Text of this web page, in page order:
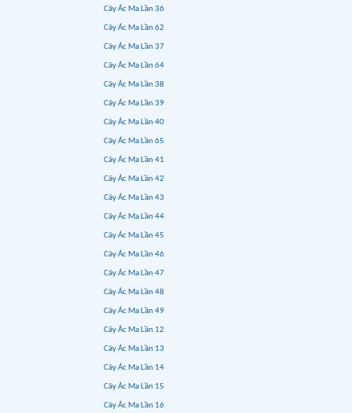
Cây Ác Ma Lần 36
Cây Ác Ma Lần 62
Cây Ác Ma Lần 37
Cây Ác Ma Lần 64
Cây Ác Ma Lần 38
Cây Ác Ma Lần 39
Cây Ác Ma Lần 40
Cây Ác Ma Lần 65
Cây Ác Ma Lần 41
Cây Ác Ma Lần 42
Cây Ác Ma Lần 43
Cây Ác Ma Lần 44
Cây Ác Ma Lần 45
Cây Ác Ma Lần 46
Cây Ác Ma Lần 47
Cây Ác Ma Lần 48
Cây Ác Ma Lần 49
Cây Ác Ma Lần 12
Cây Ác Ma Lần 13
Cây Ác Ma Lần 14
Cây Ác Ma Lần 15
Cây Ác Ma Lần 16